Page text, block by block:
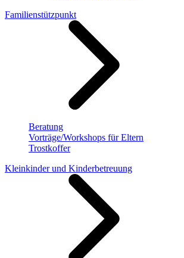
Familienstützpunkt
Beratung
Vorträge/Workshops für Eltern
Trostkoffer
Kleinkinder und Kinderbetreuung